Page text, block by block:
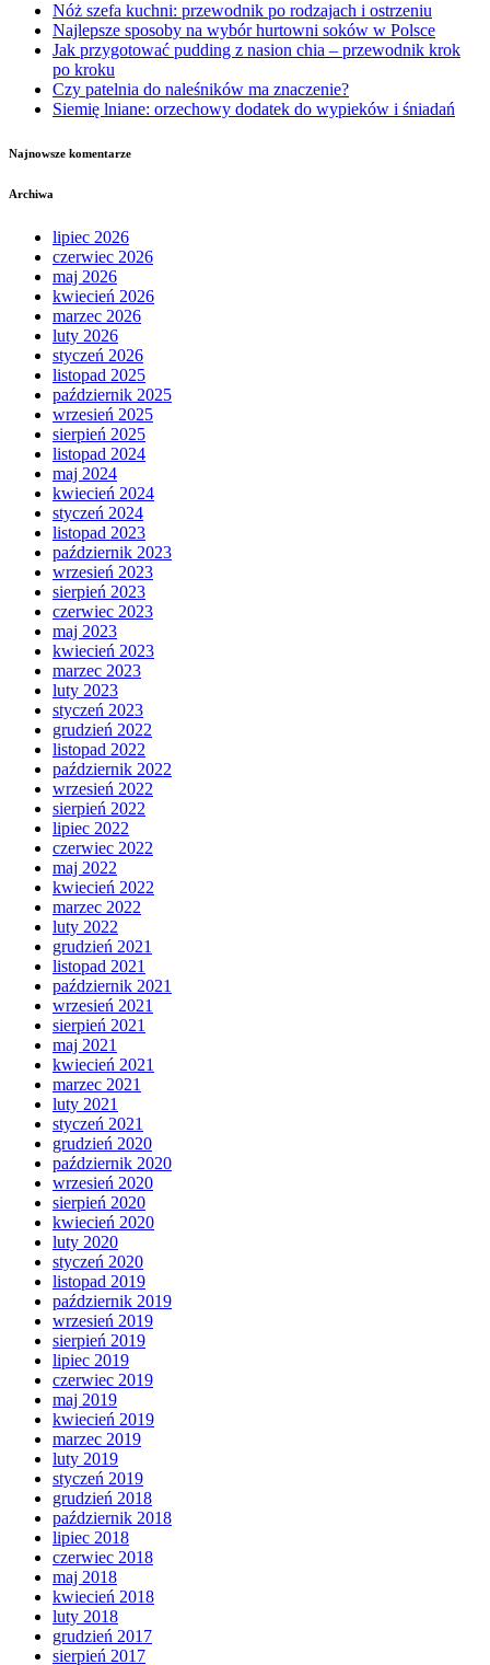
Nóż szefa kuchni: przewodnik po rodzajach i ostrzeniu
Najlepsze sposoby na wybór hurtowni soków w Polsce
Jak przygotować pudding z nasion chia – przewodnik krok
po kroku
Czy patelnia do naleśników ma znaczenie?
Siemię lniane: orzechowy dodatek do wypieków i śniadań
Najnowsze komentarze
Archiwa
lipiec 2026
czerwiec 2026
maj 2026
kwiecień 2026
marzec 2026
luty 2026
styczeń 2026
listopad 2025
październik 2025
wrzesień 2025
sierpień 2025
listopad 2024
maj 2024
kwiecień 2024
styczeń 2024
listopad 2023
październik 2023
wrzesień 2023
sierpień 2023
czerwiec 2023
maj 2023
kwiecień 2023
marzec 2023
luty 2023
styczeń 2023
grudzień 2022
listopad 2022
październik 2022
wrzesień 2022
sierpień 2022
lipiec 2022
czerwiec 2022
maj 2022
kwiecień 2022
marzec 2022
luty 2022
grudzień 2021
listopad 2021
październik 2021
wrzesień 2021
sierpień 2021
maj 2021
kwiecień 2021
marzec 2021
luty 2021
styczeń 2021
grudzień 2020
październik 2020
wrzesień 2020
sierpień 2020
kwiecień 2020
luty 2020
styczeń 2020
listopad 2019
październik 2019
wrzesień 2019
sierpień 2019
lipiec 2019
czerwiec 2019
maj 2019
kwiecień 2019
marzec 2019
luty 2019
styczeń 2019
grudzień 2018
październik 2018
lipiec 2018
czerwiec 2018
maj 2018
kwiecień 2018
luty 2018
grudzień 2017
sierpień 2017